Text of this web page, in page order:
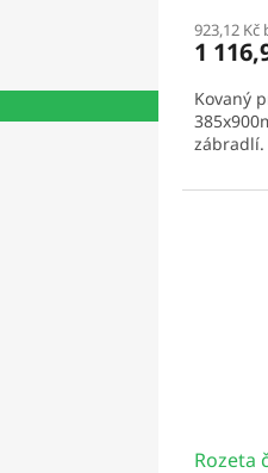
923,12 Kč
1
Kovaný
zábradlí.
Rozeta